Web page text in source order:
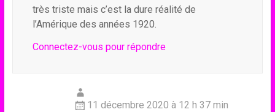
très triste mais c’est la dure réalité de
l’Amérique des années 1920.
Connectez-vous pour répondre
11 décembre 2020 à 12 h 37 min